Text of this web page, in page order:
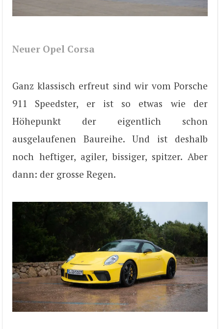
Neuer Opel Corsa
Ganz klassisch erfreut sind wir vom Porsche
911 Speedster, er ist so etwas wie der
Höhepunkt der eigentlich schon
ausgelaufenen Baureihe. Und ist deshalb
noch heftiger, agiler, bissiger, spitzer. Aber
dann: der grosse Regen.